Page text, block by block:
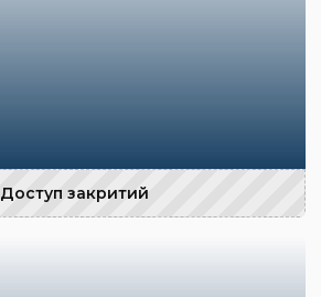
Доступ закритий